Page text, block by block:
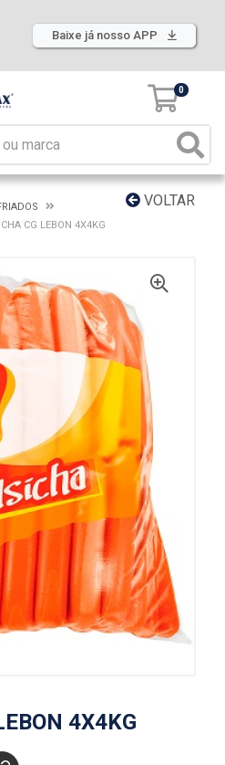
Baixe já nosso APP
0
VOLTAR
CG LEBON 4X4KG
4X4KG